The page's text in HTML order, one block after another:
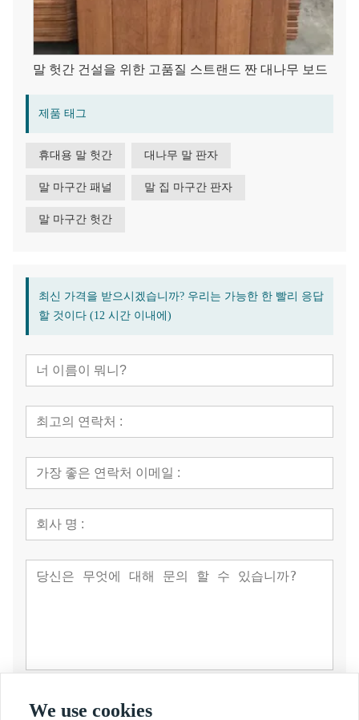
말 헛간 건설을 위한 고품질 스트랜드 짠 대나무 보드
제품 태그
휴대용 말 헛간 대나무 말 판자
말 마구간 패널 말 집 마구간 판자
말 마구간 헛간
최신 가격을 받으시겠습니까? 우리는 가능한 한 빨리 응답
할 것이다 (12 시간 이내에)
제출
We use cookies